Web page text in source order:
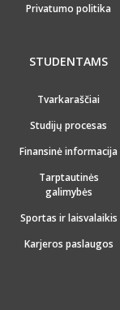
Privatumo politika
STUDENTAMS
Tvarkaraščiai
Studijų procesas
Finansinė informacija
Tarptautinės
galimybės
Sportas ir laisvalaikis
Karjeros paslaugos